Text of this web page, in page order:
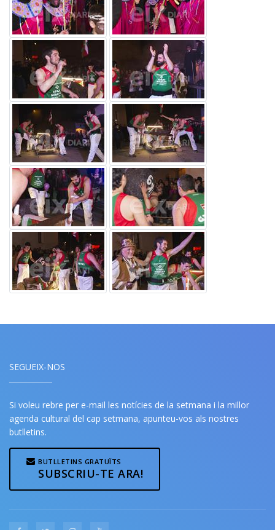
SEGUEIX-NOS
Si voleu rebre per e-mail les notícies de la setmana i la millor
agenda cultural del cap setmana, apunteu-vos als nostres
butlletins.
BUTLLETINS GRATUÏTS
SUBSCRIU-TE ARA!